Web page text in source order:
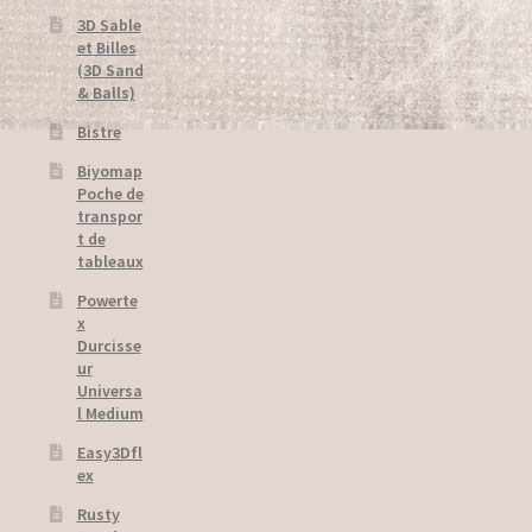
Bister
Garden decos
Powercolor
Relief Paintings
Use of Fabrics
3D Sable
et Billes
(3D Sand
& Balls)
Bistre
Biyomap
Poche de
transpor
t de
tableaux
Powerte
x
Durcisse
ur
Universa
l Medium
Easy3Dfl
ex
Rusty